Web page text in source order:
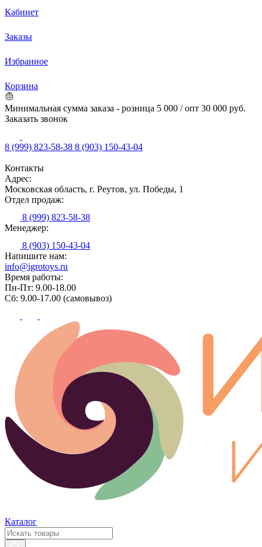
Кабинет
Заказы
Избранное
Корзина
Минимальная сумма заказа - розница 5 000 / опт 30 000 руб.
Заказать звонок
8 (999) 823-58-38 8 (903) 150-43-04
Контакты
Адрес:
Московская область, г. Реутов, ул. Победы, 1
Отдел продаж:
8 (999) 823-58-38
Менеджер:
8 (903) 150-43-04
Напишите нам:
info@igrotoys.ru
Время работы:
Пн-Пт: 9.00-18.00
Сб: 9.00-17.00 (самовывоз)
Каталог